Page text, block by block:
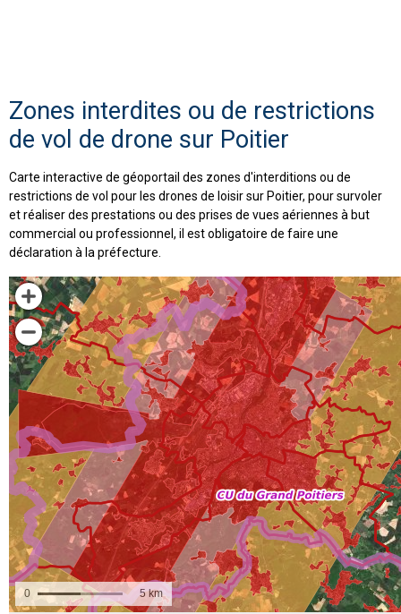
Zones interdites ou de restrictions
de vol de drone sur Poitier
Carte interactive de géoportail des zones d'interditions ou de
restrictions de vol pour les drones de loisir sur Poitier, pour survoler
et réaliser des prestations ou des prises de vues aériennes à but
commercial ou professionnel, il est obligatoire de faire une
déclaration à la préfecture.